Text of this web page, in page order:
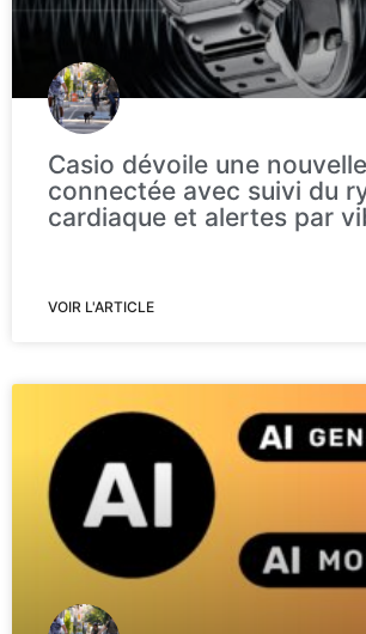
Casio dévoile une
connectée avec suivi du
cardiaque et alertes par
VOIR L'ARTICLE